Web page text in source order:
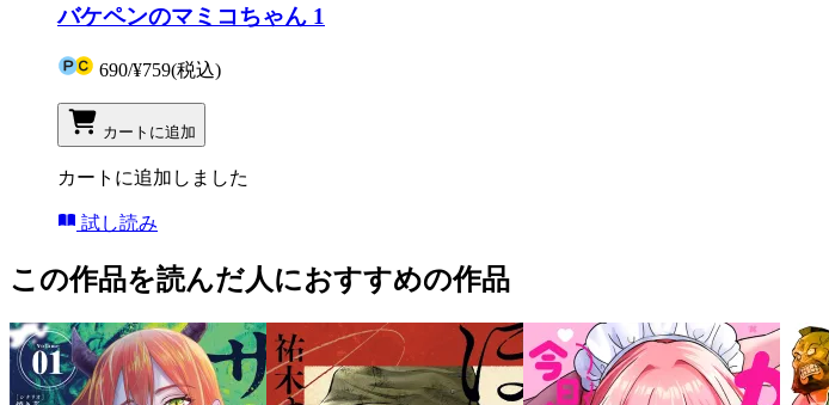
バケペンのマミコちゃん 1
690/¥759(税込)
カートに追加
カートに追加しました
試し読み
この作品を読んだ人におすすめの作品